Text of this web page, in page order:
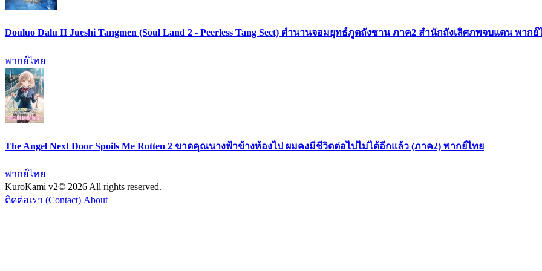
Douluo Dalu II Jueshi Tangmen (Soul Land 2 - Peerless Tang Sect) ตำนานจอมยุทธ์ภูตถังซาน ภาค2 สำนักถังเลิศภพจบแดน พากย์
พากย์ไทย
The Angel Next Door Spoils Me Rotten 2 ขาดคุณนางฟ้าข้างห้องไป ผมคงมีชีวิตต่อไปไม่ได้อีกแล้ว (ภาค2) พากย์ไทย
พากย์ไทย
KuroKami v2© 2026 All rights reserved.
ติดต่อเรา (Contact) About